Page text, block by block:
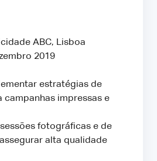
ABC, Lisboa
2019
estratégias de
campanhas impressas e
fotográficas e de
alta qualidade